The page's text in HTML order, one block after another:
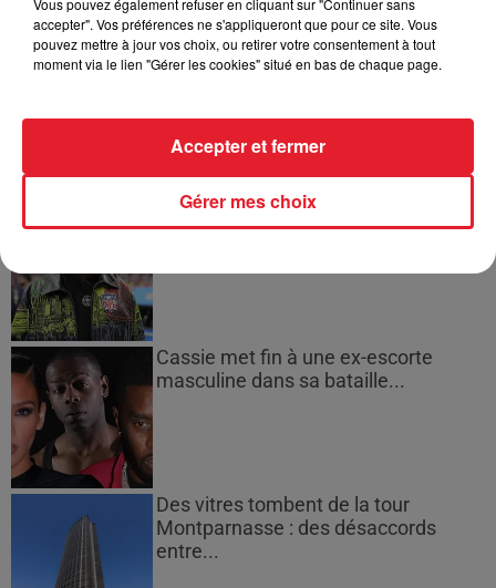
LES DERNIÈRES NEWS
Jay-Z se bat contre la grand-mère
d'un homme prétendant être son fils
Cassie met fin à une ex-escorte
masculine dans sa bataille...
Des vitres tombent de la tour
Montparnasse : des désaccords
entre...
Vous pouvez également refuser en cliquant sur "Continuer sans
accepter". Vos préférences ne s'appliqueront que pour ce site. Vous
pouvez mettre à jour vos choix, ou retirer votre consentement à tout
moment via le lien "Gérer les cookies" situé en bas de chaque page.
Gérer mes choix
Accepter et fermer